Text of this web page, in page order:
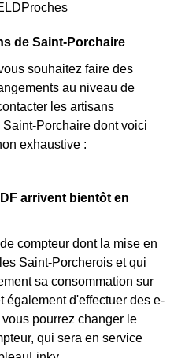
de Saint-Porchaire
souhaitez faire des
au niveau de
les artisans
Porchaire dont voici
exhaustive :
arrivent bientôt en
compteur dont la mise en
Saint-Porcherois et qui
sa consommation sur
également d'effectuer des e-
pourrez changer le
qui sera en service